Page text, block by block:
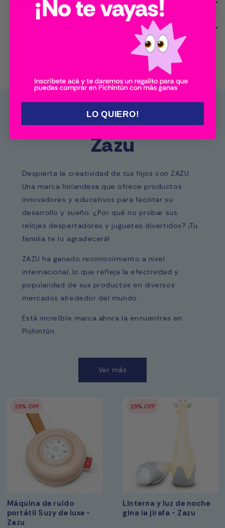
Más sobre
Zazu
Despierta la creatividad de tus hijos con ZAZU.
Una marca holandesa que ofrece productos
innovadores y educativos para facilitar su
desarrollo y sueño. ¿Por qué no probar sus
relojes despertadores y juguetes divertidos? ¡Tu
familia te lo agradecerá!
ZAZU ha ganado reconocimiento a nivel
internacional, lo que refleja la efectividad y
popularidad de sus productos en diversos
mercados alrededor del mundo.
Está increíble marca ahora la encuentras en
Pichintún.
Ver más
Máquina de ruido
portátil Suzy de luxe -
Zazu
Linterna y luz de noche
gina la jirafa - Zazu
LO QUIERO!